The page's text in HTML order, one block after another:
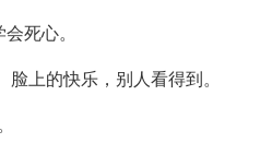
死心。
上的快乐，别人看得到。